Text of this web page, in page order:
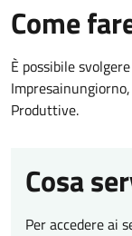
Come
È possibile
Produttive.
Cosa
Per accedere ai